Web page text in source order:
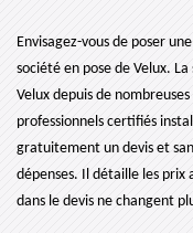
Envisagez-vous de poser
société en pose de Velux.
Velux depuis de
professionnels certifiés
gratuitement un devis et
dépenses. Il détaille les prix
dans le devis ne changent